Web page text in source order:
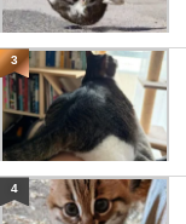
3
4